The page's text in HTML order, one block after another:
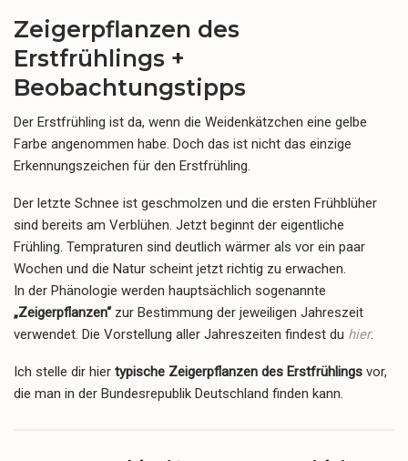
Zeigerpflanzen des
Erstfrühlings +
Beobachtungstipps
Der Erstfrühling ist da, wenn die Weidenkätzchen eine gelbe
Farbe angenommen habe. Doch das ist nicht das einzige
Erkennungszeichen für den Erstfrühling.
Der letzte Schnee ist geschmolzen und die ersten Frühblüher
sind bereits am Verblühen. Jetzt beginnt der eigentliche
Frühling. Tempraturen sind deutlich wärmer als vor ein paar
Wochen und die Natur scheint jetzt richtig zu erwachen.
In der Phänologie werden hauptsächlich sogenannte
„Zeigerpflanzen“zur Bestimmung der jeweiligen Jahreszeit
verwendet. Die Vorstellung aller Jahreszeiten findest du hier.
Ich stelle dir hier typische Zeigerpflanzen des Erstfrühlings vor,
die man in der Bundesrepublik Deutschland finden kann.